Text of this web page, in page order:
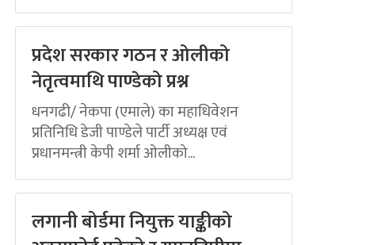
प्रदेश सरकार गठन र ओलीको
नेतृत्वमाथि पाण्डेको प्रश्न
धनगढी/ नेकपा (एमाले) का महाधिवेशन
प्रतिनिधि डेजी पाण्डेले पार्टी अध्यक्ष एवं
प्रधानमन्त्री केपी शर्मा ओलीको...
लगानी बोर्डमा नियुक्त याङ्कीको